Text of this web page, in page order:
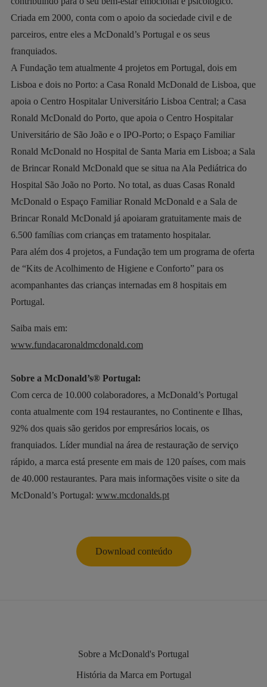
Criada em 2000, conta com o apoio da sociedade civil e de
parceiros, entre eles a McDonald’s Portugal e os seus
franquiados.
A Fundação tem atualmente 4 projetos em Portugal, dois em
Lisboa e dois no Porto: a Casa Ronald McDonald de Lisboa, que
apoia o Centro Hospitalar Universitário Lisboa Central; a Casa
Ronald McDonald do Porto, que apoia o Centro Hospitalar
Universitário de São João e o IPO-Porto; o Espaço Familiar
Ronald McDonald no Hospital de Santa Maria em Lisboa; a Sala
de Brincar Ronald McDonald que se situa na Ala Pediátrica do
Hospital São João no Porto. No total, as duas Casas Ronald
McDonald o Espaço Familiar Ronald McDonald e a Sala de
Brincar Ronald McDonald já apoiaram gratuitamente mais de
6.500 famílias com crianças em tratamento hospitalar.
Para além dos 4 projetos, a Fundação tem um programa de oferta
de “Kits de Acolhimento de Higiene e Conforto” para os
acompanhantes das crianças internadas em 8 hospitais em
Portugal.
Saiba mais em:
www.fundacaronaldmcdonald.com
Sobre a McDonald’s® Portugal:
Com cerca de 10.000 colaboradores, a McDonald’s Portugal
conta atualmente com 194 restaurantes, no Continente e Ilhas,
92% dos quais são geridos por empresários locais, os
franquiados. Líder mundial na área de restauração de serviço
rápido, a marca está presente em mais de 120 países, com mais
de 40.000 restaurantes. Para mais informações visite o site da
McDonald’s Portugal: www.mcdonalds.pt
Download conteúdo
Sobre a McDonald's Portugal
História da Marca em Portugal